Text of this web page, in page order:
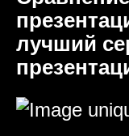
лучший